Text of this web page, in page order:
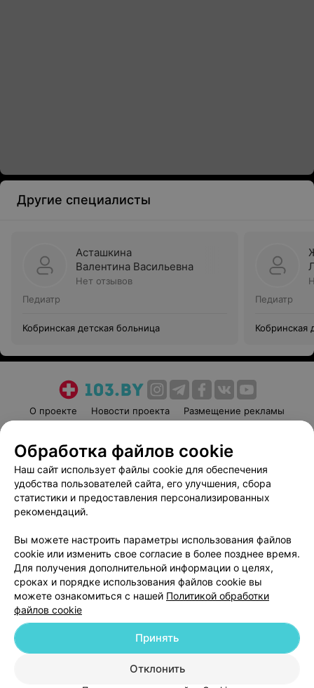
Другие специалисты
Асташкина
Валентина Васильевна
Нет отзывов
Педиатр
Кобринская детская больница
Педиатр
Кобринская
О проекте Новости проекта
Размещение рекламы
Пользовательское соглашение
Способы оплаты
Вакансии
Партнеры
Написать руководителю 103.by
Обработка персональных данных
© 2026 ООО «Артокс Лаб», УНП 191700409
| 220012, Республика Беларусь,
Служба поддержки +375 291212755
Обработка файлов cookie
Наш сайт использует файлы cookie для обеспечения
удобства пользователей сайта, его улучшения, сбора
статистики и предоставления персонализированных
рекомендаций.
Вы можете настроить параметры использования файлов
cookie или изменить свое согласие в более позднее время.
Для получения дополнительной информации о целях,
сроках и порядке использования файлов cookie вы
можете ознакомиться с нашей Политикой обработки
файлов cookie
Отклонить
Принять